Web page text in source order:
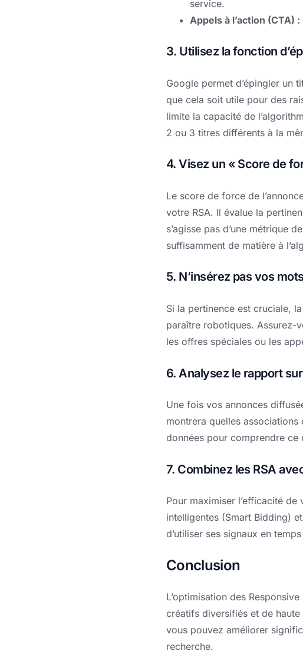
service.
Appels à l’action (CTA) :
3. Utilisez la fonction
Google permet d’épingler un
que cela soit utile pour des
limite la capacité de
2 ou 3 titres différents à la
4. Visez un « Score de
Le score de force de
votre RSA. Il évalue la
s’agisse pas d’une métrique
suffisamment de matière à
5. N’insérez pas vos
Si la pertinence est cruciale,
paraître robotiques. Assurez-
les offres spéciales ou les
6. Analysez le rapport
Une fois vos annonces
montrera quelles
données pour comprendre ce
7. Combinez les RSA
Pour maximiser l’efficacité de
intelligentes (Smart Bidding)
d’utiliser ses signaux en
Conclusion
L’optimisation des
créatifs diversifiés et de
vous pouvez améliorer
recherche.